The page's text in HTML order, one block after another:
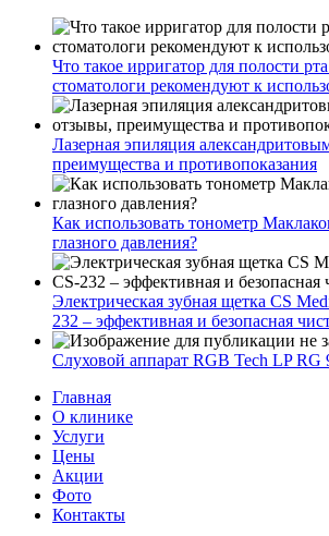
Что такое ирригатор для полости
стоматологи рекомендуют к
Лазерная эпиляция
преимущества и противопоказания
Как использовать тонометр
глазного давления?
Электрическая зубная щетка CS
232 – эффективная и безопасная
Слуховой аппарат RGB Tech LP RG
Главная
О клинике
Услуги
Цены
Акции
Фото
Контакты